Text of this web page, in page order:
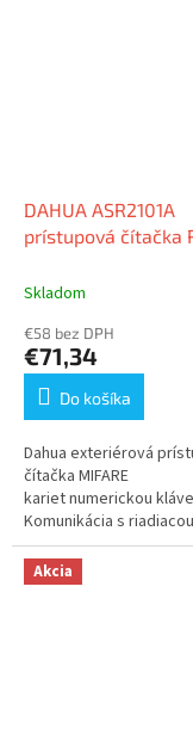
DAHUA ASR2101A
prístupová čítačka
Skladom
€58 bez DPH
€71,34
Do košíka
Dahua exteriérová
čítačka MIFARE
kariet numerickou
Komunikácia s riadiacou
jednotkou prebieha po
dvojvodiči cez protokol
Samozrejmosťou je...
Akcia